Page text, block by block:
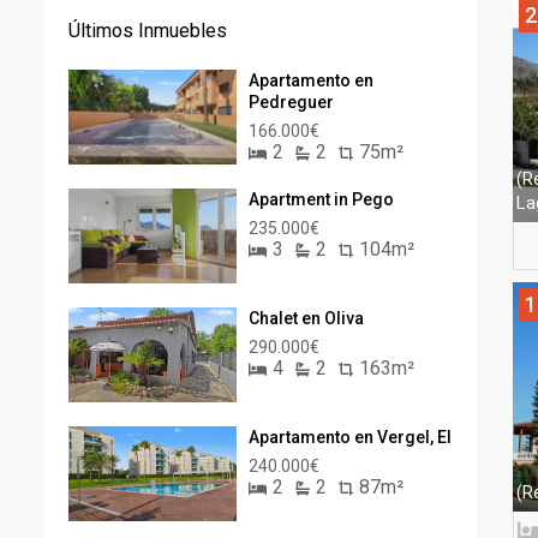
Últimos Inmuebles
Apartamento en
Pedreguer
166.000€
2 2 75m²
Apartment in Pego
235.000€
3 2 104m²
Chalet en Oliva
290.000€
4 2 163m²
Apartamento en Vergel, El
240.000€
2 2 87m²